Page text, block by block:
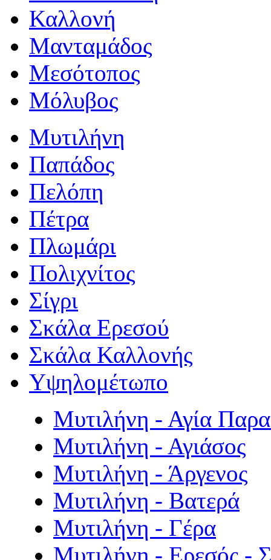
Καλλονή
Μανταμάδος
Μεσότοπος
Μόλυβος
Μυτιλήνη
Παπάδος
Πελόπη
Πέτρα
Πλωμάρι
Πολιχνίτος
Σίγρι
Σκάλα Ερεσού
Σκάλα Καλλονής
Υψηλομέτωπο
Μυτιλήνη - Αγία
Μυτιλήνη - Αγιάσος
Μυτιλήνη - Άργενος
Μυτιλήνη - Βατερά
Μυτιλήνη - Γέρα